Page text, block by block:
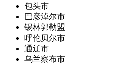
包头市
巴彦淖尔市
锡林郭勒盟
呼伦贝尔市
通辽市
乌兰察布市